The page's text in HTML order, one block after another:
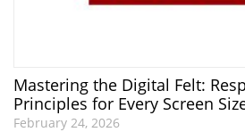
Mastering the Digital Felt:
Principles for Every Screen
February 24, 2026